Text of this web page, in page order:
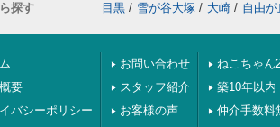
探す
目黒 / 雪が谷大塚 / 大崎 / 自由が
要
バシーポリシー
お問い合わせ
スタッフ紹介
お客様の声
ねこちゃん
築10年以内
仲介手数料